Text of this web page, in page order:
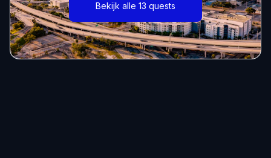
Bekijk alle 13 quests